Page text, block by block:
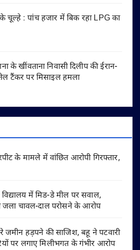
चूल्हे : पांच हजार में बिक रहा LPG का
के खींवताना निवासी दिलीप की ईरान-
टैंकर पर मिसाइल हमला
के मामले में वांछित आरोपी गिरफ्तार,
विद्यालय में मिड-डे मील पर सवाल,
जला चावल-दाल परोसने के आरोप
जमीन हड़पने की साजिश, बहू ने पटवारी
पर लगाए मिलीभगत के गंभीर आरोप